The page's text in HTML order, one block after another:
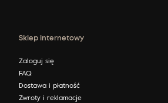
Sklep internetowy
Zaloguj się
FAQ
Dostawa i płatność
Zwroty i reklamacje